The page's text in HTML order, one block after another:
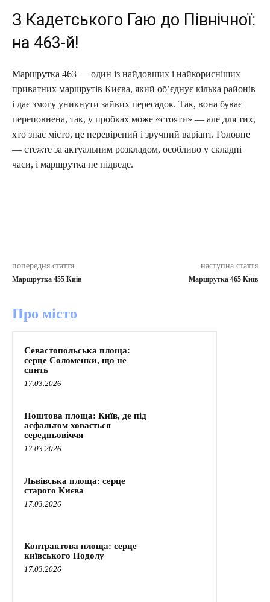
З Кадетського Гаю до Північної:
на 463-й!
Маршрутка 463 — один із найдовших і найкорисніших
приватних маршрутів Києва, який об’єднує кілька районів
і дає змогу уникнути зайвих пересадок. Так, вона буває
переповнена, так, у пробках може «стояти» — але для тих,
хто знає місто, це перевірений і зручний варіант. Головне
— стежте за актуальним розкладом, особливо у складні
часи, і маршрутка не підведе.
попередня стаття
Маршрутка 455 Київ
наступна стаття
Маршрутка 465 Київ
Про місто
Севастопольська площа:
серце Соломенки, що не
спить
17.03.2026
Поштова площа: Київ, де під
асфальтом ховається
середньовіччя
17.03.2026
Львівська площа: серце
старого Києва
17.03.2026
Контрактова площа: серце
київського Подолу
17.03.2026